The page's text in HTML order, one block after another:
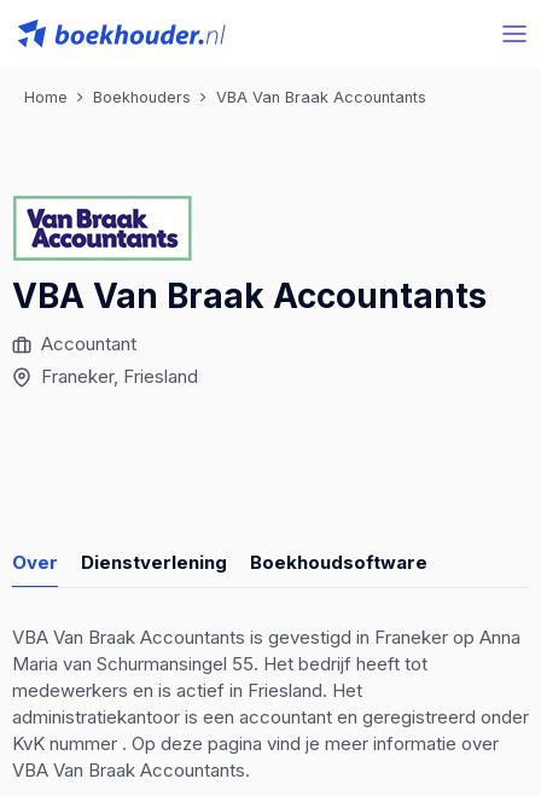
Home Boekhouders VBA Van Braak Accountants
VBA Van Braak Accountants
Accountant
Franeker, Friesland
Over Dienstverlening Boekhoudsoftware
VBA Van Braak Accountants is gevestigd in Franeker op Anna
Maria van Schurmansingel 55. Het bedrijf heeft tot
medewerkers en is actief in Friesland. Het
administratiekantoor is een accountant en geregistreerd onder
KvK nummer . Op deze pagina vind je meer informatie over
VBA Van Braak Accountants.